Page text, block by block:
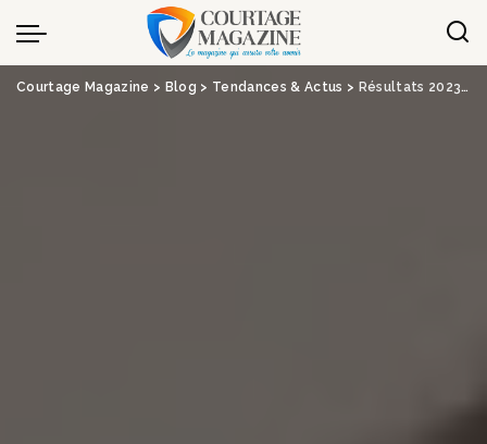
Panneau de gestion des cookies
Courtage Magazine > Blog > Tendances & Actus > Résultats 2023 : La réassurance porte Covéa – News Assurances Pro